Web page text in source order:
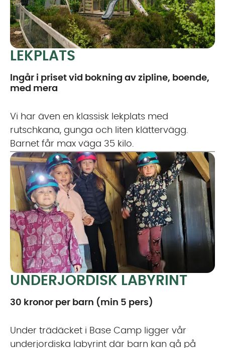
LEKPLATS
Ingår i priset vid bokning av zipline, boende,
med mera
Vi har även en klassisk lekplats med
rutschkana, gunga och liten klättervägg.
Barnet får max väga 35 kilo.
UNDERJORDISK LABYRINT
30 kronor per barn (min 5 pers)
Under trädäcket i Base Camp ligger vår
underjordiska labyrint där barn kan gå på